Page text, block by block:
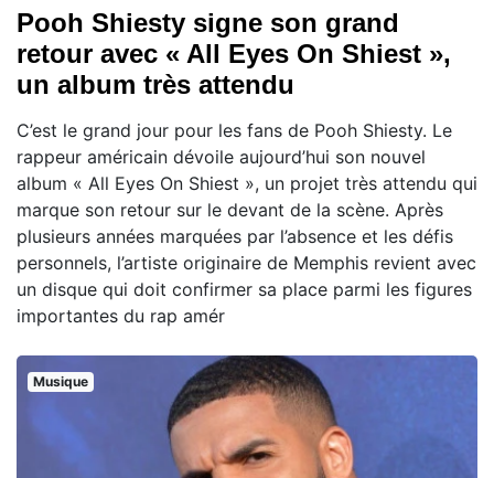
Pooh Shiesty signe son grand
retour avec « All Eyes On Shiest »,
un album très attendu
C’est le grand jour pour les fans de Pooh Shiesty. Le
rappeur américain dévoile aujourd’hui son nouvel
album « All Eyes On Shiest », un projet très attendu qui
marque son retour sur le devant de la scène. Après
plusieurs années marquées par l’absence et les défis
personnels, l’artiste originaire de Memphis revient avec
un disque qui doit confirmer sa place parmi les figures
importantes du rap amér
Musique